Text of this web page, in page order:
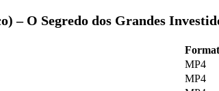
– O Segredo dos Grandes
MP4
MP4